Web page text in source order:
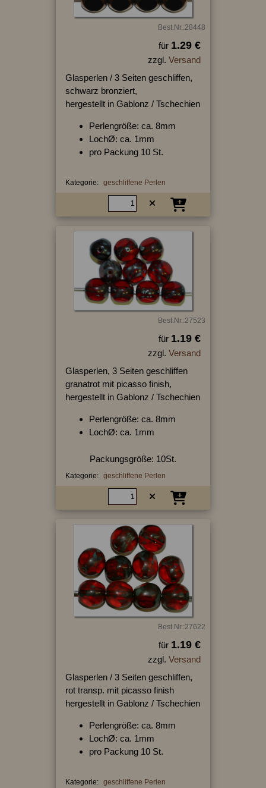
Best.Nr.:28448
für 1.29 €
zzgl. Versand
Glasperlen / 3 Seiten geschliffen,
schwarz bronziert,
hergestellt in Gablonz / Tschechien
Perlengröße: ca. 8mm
LochØ: ca. 1mm
pro Packung 10 St.
Kategorie: geschliffene Perlen
Best.Nr.:27523
für 1.19 €
zzgl. Versand
Glasperlen, 3 Seiten geschliffen
granatrot mit picasso finish,
hergestellt in Gablonz / Tschechien
Perlengröße: ca. 8mm
LochØ: ca. 1mm
Packungsgröße: 10St.
Kategorie: geschliffene Perlen
Best.Nr.:27622
für 1.19 €
zzgl. Versand
Glasperlen / 3 Seiten geschliffen,
rot transp. mit picasso finish
hergestellt in Gablonz / Tschechien
Perlengröße: ca. 8mm
LochØ: ca. 1mm
pro Packung 10 St.
Kategorie: geschliffene Perlen